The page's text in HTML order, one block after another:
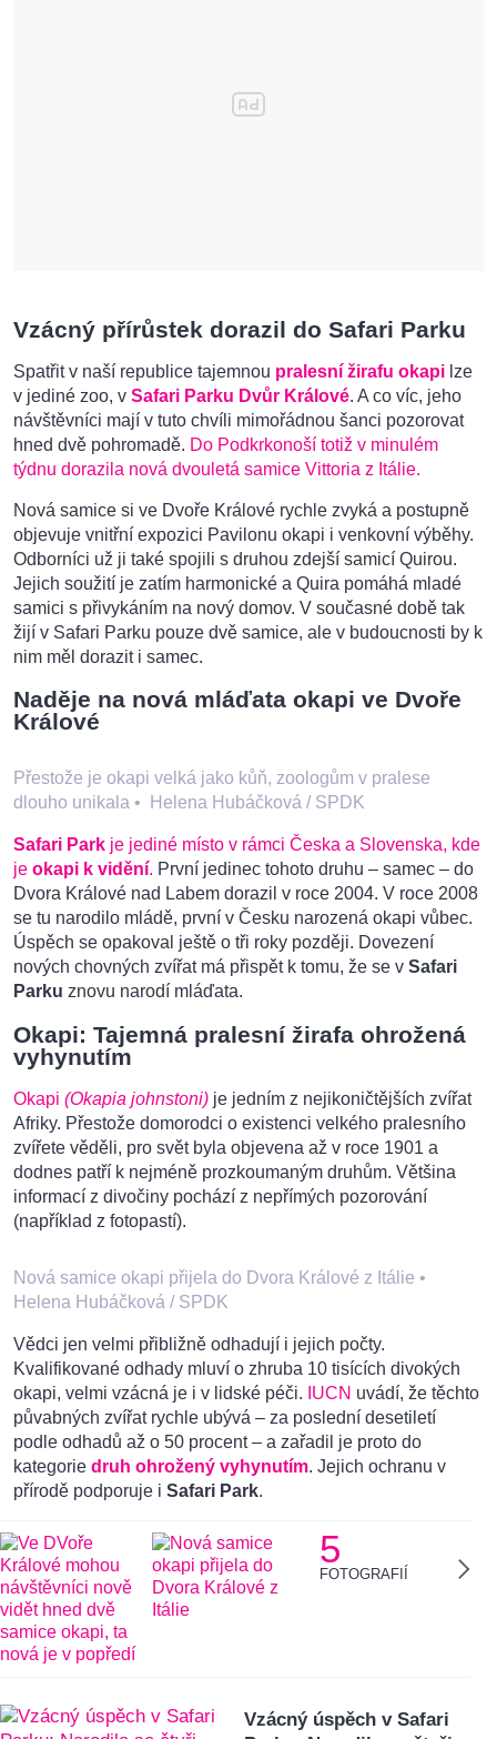
Vzácný přírůstek dorazil do Safari Parku
Spatřit v naší republice tajemnou pralesní žirafu okapi lze
v jediné zoo, v Safari Parku Dvůr Králové. A co víc, jeho
návštěvníci mají v tuto chvíli mimořádnou šanci pozorovat
hned dvě pohromadě. Do Podkrkonoší totiž v minulém
týdnu dorazila nová dvouletá samice Vittoria z Itálie.
Nová samice si ve Dvoře Králové rychle zvyká a postupně
objevuje vnitřní expozici Pavilonu okapi i venkovní výběhy.
Odborníci už ji také spojili s druhou zdejší samicí Quirou.
Jejich soužití je zatím harmonické a Quira pomáhá mladé
samici s přivykáním na nový domov. V současné době tak
žijí v Safari Parku pouze dvě samice, ale v budoucnosti by k
nim měl dorazit i samec.
Naděje na nová mláďata okapi ve Dvoře
Králové
Přestože je okapi velká jako kůň, zoologům v pralese
dlouho unikala • Helena Hubáčková / SPDK
Safari Park je jediné místo v rámci Česka a Slovenska, kde
je okapi k vidění. První jedinec tohoto druhu – samec – do
Dvora Králové nad Labem dorazil v roce 2004. V roce 2008
se tu narodilo mládě, první v Česku narozená okapi vůbec.
Úspěch se opakoval ještě o tři roky později. Dovezení
nových chovných zvířat má přispět k tomu, že se v Safari
Parku znovu narodí mláďata.
Okapi: Tajemná pralesní žirafa ohrožená
vyhynutím
Okapi (Okapia johnstoni) je jedním z nejikoničtějších zvířat
Afriky. Přestože domorodci o existenci velkého pralesního
zvířete věděli, pro svět byla objevena až v roce 1901 a
dodnes patří k nejméně prozkoumaným druhům. Většina
informací z divočiny pochází z nepřímých pozorování
(například z fotopastí).
Nová samice okapi přijela do Dvora Králové z Itálie •
Helena Hubáčková / SPDK
Vědci jen velmi přibližně odhadují i jejich počty.
Kvalifikované odhady mluví o zhruba 10 tisících divokých
okapi, velmi vzácná je i v lidské péči. IUCN uvádí, že těchto
půvabných zvířat rychle ubývá – za poslední desetiletí
podle odhadů až o 50 procent – a zařadil je proto do
kategorie druh ohrožený vyhynutím. Jejich ochranu v
přírodě podporuje i Safari Park.
5
FOTOGRAFIÍ
Vzácný úspěch v Safari